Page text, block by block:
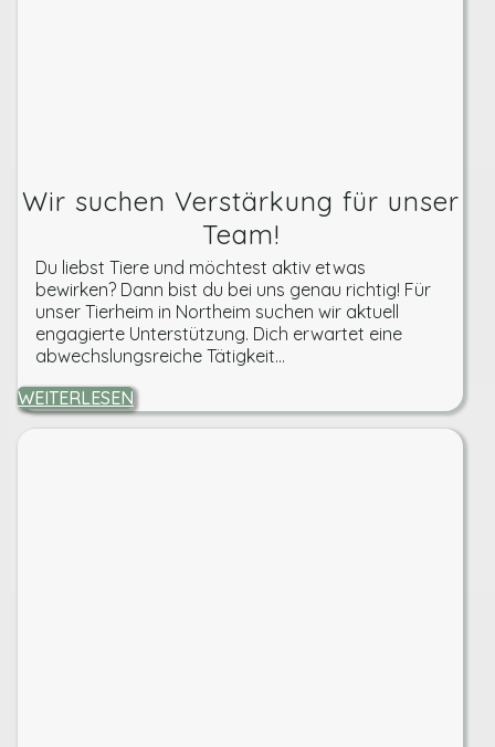
Wir suchen Verstärkung für unser
Team!
Du liebst Tiere und möchtest aktiv etwas
bewirken? Dann bist du bei uns genau richtig! Für
unser Tierheim in Northeim suchen wir aktuell
engagierte Unterstützung. Dich erwartet eine
abwechslungsreiche Tätigkeit...
WEITERLESEN